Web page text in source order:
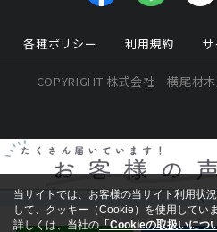
各種ポリシー 利用規約
COPYRIGHT 株式会社 横尾材木
当サイトでは、お客様の当サイト利用状
して、クッキー（Cookie）を使用していま
詳しくは、当社の「Cookieの取扱いにつ